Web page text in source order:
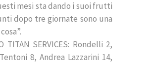
mesi sta dando i suoi frutti
dopo tre giornate sono una
TITAN SERVICES: Rondelli 2,
8, Andrea Lazzarini 14,